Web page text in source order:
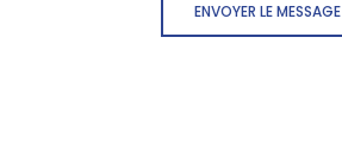
ENVOYER LE MESSAGE